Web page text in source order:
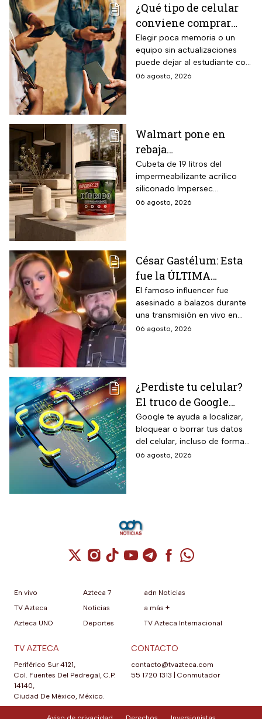
capacidad de gestión
mediante inteligencia artificial
con modo AI Auto Cooling
que ajusta automáticamente
el rendimiento según
¿Qué tipo de celular
conviene comprar
para el regreso a
clases? La guía según
el nivel escolar
Elegir poca memoria o un
equipo sin actualizaciones
puede dejar al estudiante con
un celular lento e
06 agosto, 2026
Walmart pone en
rebaja
impermeabilizante
ecológico Impersec 10
años con caucho
reciclado de 19 litros
Cubeta de 19 litros del
impermeabilizante acrílico
siliconado Impersec
formulado con hasta 60 por
térmicas frente al frío y calor,
reducción del paso de ruidos
exteriores y aplicación directa
mediante cepillo de ixtle sin
necesidad de tela de refuerzo
06 agosto, 2026
César Gastélum: Esta
fue la ÚLTIMA
publicación del
influencer en redes
sociales: “La cita
fresita” | VIDEO
El famoso influencer fue
asesinado a balazos durante
una transmisión en vivo en
calles del municipio de
06 agosto, 2026
¿Perdiste tu celular?
El truco de Google
para localizarlo y
proteger tus datos
Google te ayuda a localizar,
bloquear o borrar tus datos
del celular, incluso de forma
remota; debes tener activada
06 agosto, 2026
Cuenta de X / Twitter (se abre en una
Cuenta de Instagram (se abre en una
Cuenta de TikTok (se abre en
Cuenta de YouTube (se abre
Cuenta de Telegram (se
Cuenta de
Cuenta de
En vivo
TV Azteca
Azteca UNO
Azteca 7
Noticias
Deportes
adn Noticias
a más +
TV Azteca Internacional
TV AZTECA
Periférico Sur 4121,
Col. Fuentes Del Pedregal, C.P.
14140,
Ciudad De México, México.
CONTACTO
contacto@tvazteca.com
55 1720 1313
Conmutador